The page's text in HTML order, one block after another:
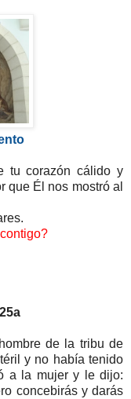
tu corazón cálido y
que Él nos mostró al
de la tribu de
y no había tenido
a la mujer y le dijo:
concebirás y darás